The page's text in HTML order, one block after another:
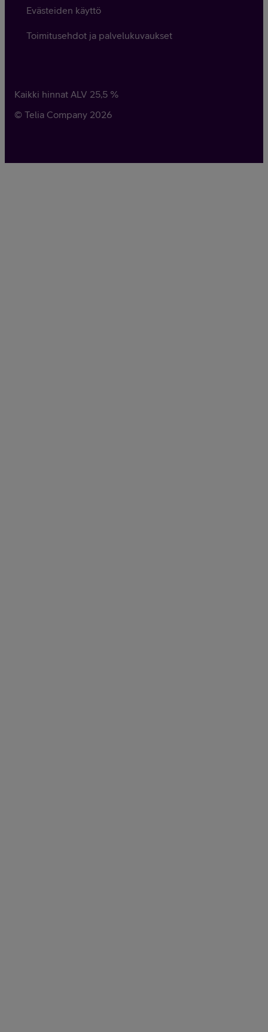
Evästeiden käyttö
Toimitusehdot ja palvelukuvaukset
Kaikki hinnat ALV 25,5 %
© Telia Company 2026